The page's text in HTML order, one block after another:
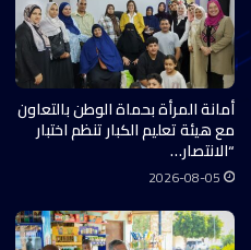
أمانة المرأة بحماة الوطن بالتعاون
مع هيئة تعليم الكبار تنظم اختبار
“الانتصار…
2026-08-05